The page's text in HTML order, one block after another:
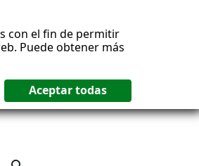
con el fin de permitir
Puede obtener más